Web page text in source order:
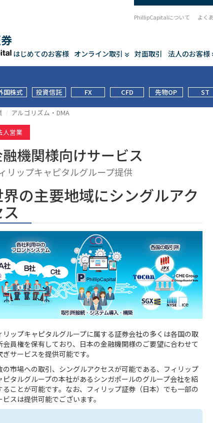
はじめてのお客様 オンライン取引 対面取引 法人のお客様
PhillipCapitalについて よく
国株式 投資信託 FX CFD 先物OP ST
アルゴリズム・DMA
人営業
機関様向けサービス
リップキャピタルグループ提供
界の主要地域にシングルアク
リップキャピタルグループに属する証券会社の多くは各国の取
会員権を保有しており、日本の金融機関様のご要望に合わせて
ぎサービスを提供可能です。
の市場への取引、シングルアクセスが可能である、フィリップ
ピタルグループの本社があるシンガポールのグループ会社を紹
ることが可能です。なお、フィリップ証券（日本）でも一部の
ビスは提供可能でございます。